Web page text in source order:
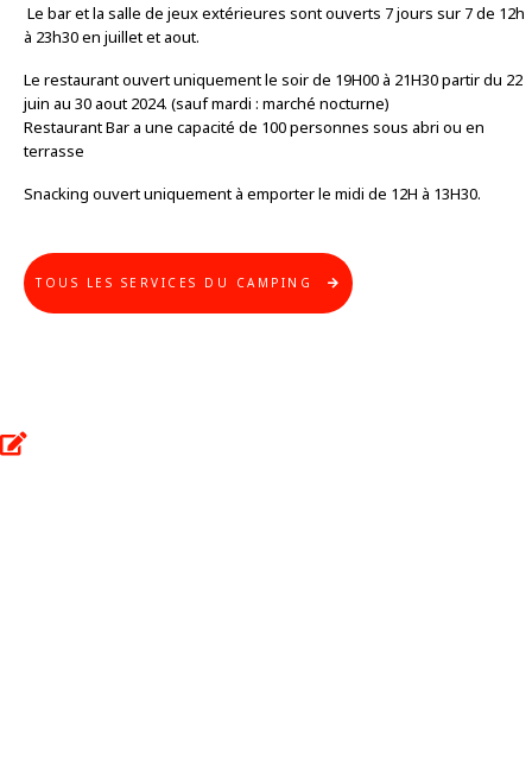
Le bar et la salle de jeux extérieures sont ouverts 7 jours sur 7 de 12h
à 23h30 en juillet et aout.
Le restaurant ouvert uniquement le soir de 19H00 à 21H30 partir du 22
juin au 30 aout 2024. (sauf mardi : marché nocturne)
Restaurant Bar a une capacité de 100 personnes sous abri ou en
terrasse
Snacking ouvert uniquement à emporter le midi de 12H à 13H30.
TOUS LES SERVICES DU CAMPING